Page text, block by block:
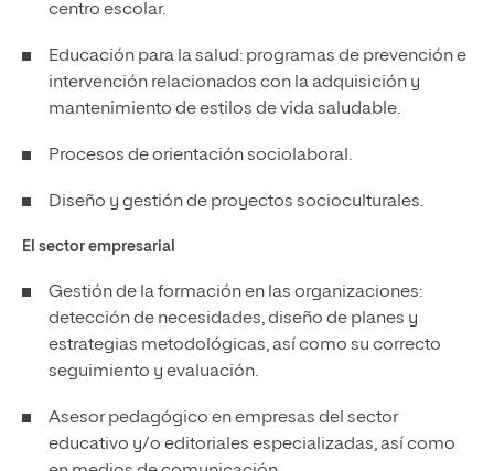
centro escolar.
Educación para la salud: programas de prevención e
intervención relacionados con la adquisición y
mantenimiento de estilos de vida saludable.
Procesos de orientación sociolaboral.
Diseño y gestión de proyectos socioculturales.
El sector empresarial
Gestión de la formación en las organizaciones:
detección de necesidades, diseño de planes y
estrategias metodológicas, así como su correcto
seguimiento y evaluación.
Asesor pedagógico en empresas del sector
educativo y/o editoriales especializadas, así como